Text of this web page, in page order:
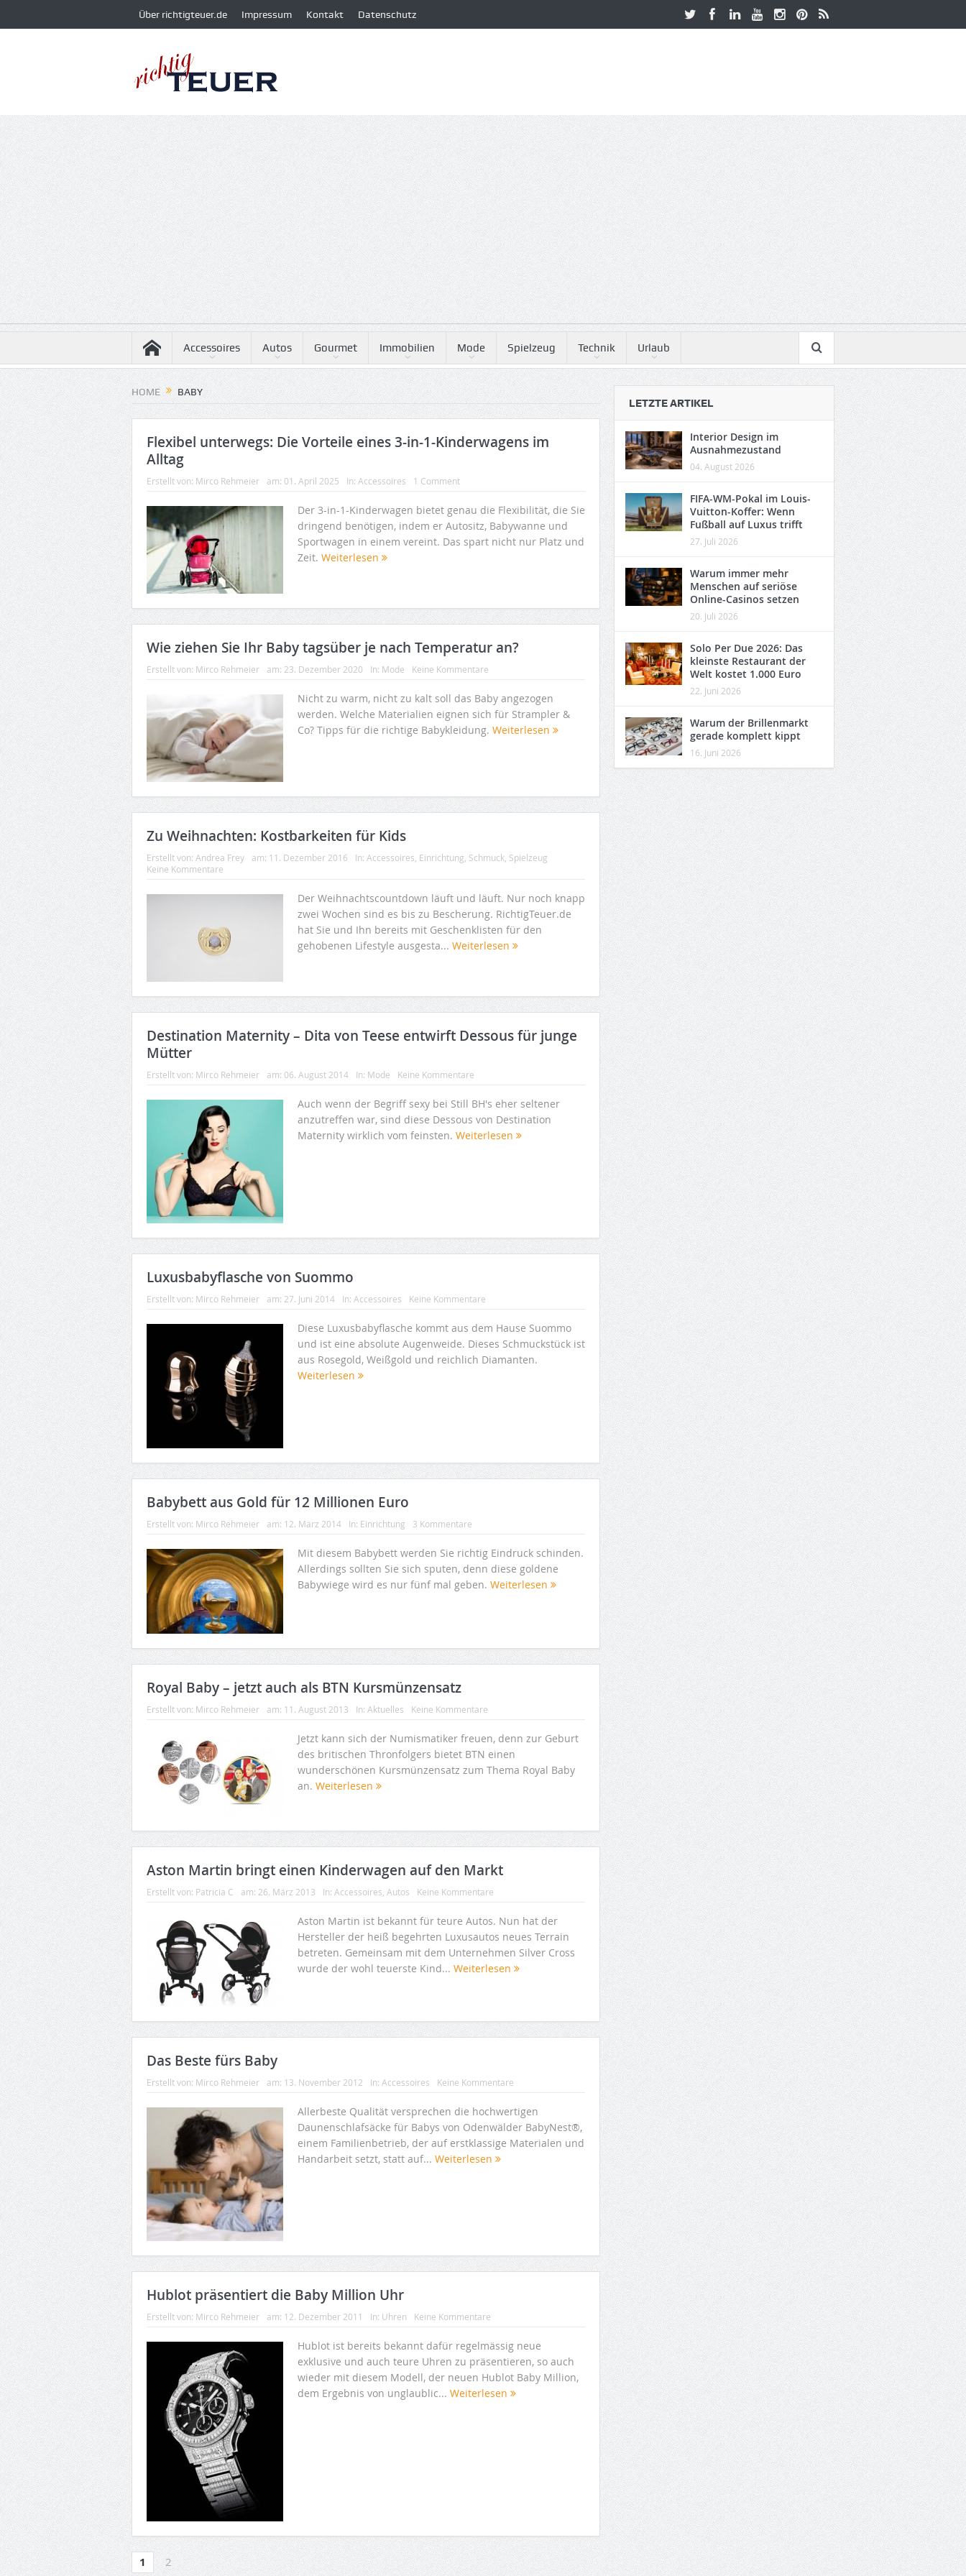
Über richtigteuer.de Impressum Kontakt Datenschutz
Accessoires Autos Gourmet Immobilien Mode Spielzeug Technik Urlaub
HOME BABY
Flexibel unterwegs: Die Vorteile eines 3-in-1-Kinderwagens im
Alltag
Erstellt von: Mirco Rehmeier am: 01. April 2025 In: Accessoires 1 Comment
Der 3-in-1-Kinderwagen bietet genau die Flexibilität, die Sie
dringend benötigen, indem er Autositz, Babywanne und
Sportwagen in einem vereint. Das spart nicht nur Platz und
Zeit. Weiterlesen
Wie ziehen Sie Ihr Baby tagsüber je nach Temperatur an?
Erstellt von: Mirco Rehmeier am: 23. Dezember 2020 In: Mode Keine Kommentare
Nicht zu warm, nicht zu kalt soll das Baby angezogen
werden. Welche Materialien eignen sich für Strampler &
Co? Tipps für die richtige Babykleidung. Weiterlesen
Zu Weihnachten: Kostbarkeiten für Kids
Erstellt von: Andrea Frey am: 11. Dezember 2016 In: Accessoires Einrichtung Schmuck Spielzeug
Keine Kommentare
Der Weihnachtscountdown läuft und läuft. Nur noch knapp
zwei Wochen sind es bis zu Bescherung. RichtigTeuer.de
hat Sie und Ihn bereits mit Geschenklisten für den
gehobenen Lifestyle ausgesta... Weiterlesen
Destination Maternity – Dita von Teese entwirft Dessous für junge
Mütter
Erstellt von: Mirco Rehmeier am: 06. August 2014 In: Mode Keine Kommentare
Auch wenn der Begriff sexy bei Still BH's eher seltener
anzutreffen war, sind diese Dessous von Destination
Maternity wirklich vom feinsten. Weiterlesen
Luxusbabyflasche von Suommo
Erstellt von: Mirco Rehmeier am: 27. Juni 2014 In: Accessoires Keine Kommentare
Diese Luxusbabyflasche kommt aus dem Hause Suommo
und ist eine absolute Augenweide. Dieses Schmuckstück ist
aus Rosegold, Weißgold und reichlich Diamanten.
Weiterlesen
Babybett aus Gold für 12 Millionen Euro
Erstellt von: Mirco Rehmeier am: 12. März 2014 In: Einrichtung 3 Kommentare
Mit diesem Babybett werden Sie richtig Eindruck schinden.
Allerdings sollten Sie sich sputen, denn diese goldene
Babywiege wird es nur fünf mal geben. Weiterlesen
Royal Baby – jetzt auch als BTN Kursmünzensatz
Erstellt von: Mirco Rehmeier am: 11. August 2013 In: Aktuelles Keine Kommentare
Jetzt kann sich der Numismatiker freuen, denn zur Geburt
des britischen Thronfolgers bietet BTN einen
wunderschönen Kursmünzensatz zum Thema Royal Baby
an. Weiterlesen
Aston Martin bringt einen Kinderwagen auf den Markt
Erstellt von: Patricia C am: 26. März 2013 In: Accessoires Autos Keine Kommentare
Aston Martin ist bekannt für teure Autos. Nun hat der
Hersteller der heiß begehrten Luxusautos neues Terrain
betreten. Gemeinsam mit dem Unternehmen Silver Cross
wurde der wohl teuerste Kind... Weiterlesen
Das Beste fürs Baby
Erstellt von: Mirco Rehmeier am: 13. November 2012 In: Accessoires Keine Kommentare
Allerbeste Qualität versprechen die hochwertigen
Daunenschlafsäcke für Babys von Odenwälder BabyNest®,
einem Familienbetrieb, der auf erstklassige Materialen und
Handarbeit setzt, statt auf... Weiterlesen
Hublot präsentiert die Baby Million Uhr
Erstellt von: Mirco Rehmeier am: 12. Dezember 2011 In: Uhren Keine Kommentare
Hublot ist bereits bekannt dafür regelmässig neue
exklusive und auch teure Uhren zu präsentieren, so auch
wieder mit diesem Modell, der neuen Hublot Baby Million,
dem Ergebnis von unglaublic... Weiterlesen
1 2
LETZTE ARTIKEL
Interior Design im
Ausnahmezustand
04. August 2026
FIFA-WM-Pokal im Louis-
Vuitton-Koffer: Wenn
Fußball auf Luxus trifft
27. Juli 2026
Warum immer mehr
Menschen auf seriöse
Online-Casinos setzen
20. Juli 2026
Solo Per Due 2026: Das
kleinste Restaurant der
Welt kostet 1.000 Euro
22. Juni 2026
Warum der Brillenmarkt
gerade komplett kippt
16. Juni 2026